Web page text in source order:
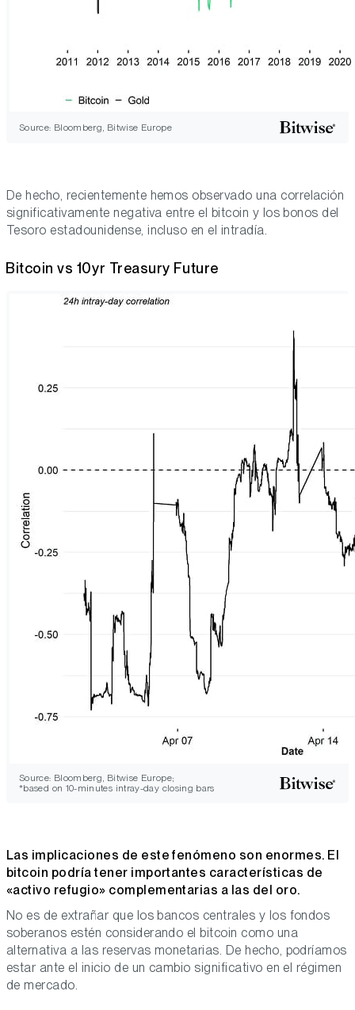
Source: Bloomberg, Bitwise Europe
De hecho, recientemente hemos observado una correlación
significativamente negativa entre el bitcoin y los bonos del
Tesoro estadounidense, incluso en el intradía.
Bitcoin vs 10yr Treasury Future
Source: Bloomberg, Bitwise Europe;
*based on 10-minutes intray-day closing bars
Las implicaciones de este fenómeno son enormes. El
bitcoin podría tener importantes características de
«activo refugio» complementarias a las del oro.
No es de extrañar que los bancos centrales y los fondos
soberanos estén considerando el bitcoin como una
alternativa a las reservas monetarias. De hecho, podríamos
estar ante el inicio de un cambio significativo en el régimen
de mercado.